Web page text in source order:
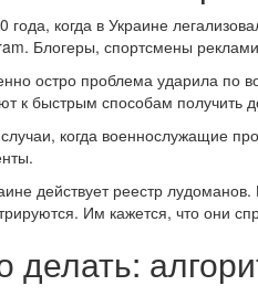
года, когда в Украине
Блогеры, спортсмены
остро проблема ударила по
к быстрым способам
когда военнослужащие
действует реестр
Им кажется, что они
делать: